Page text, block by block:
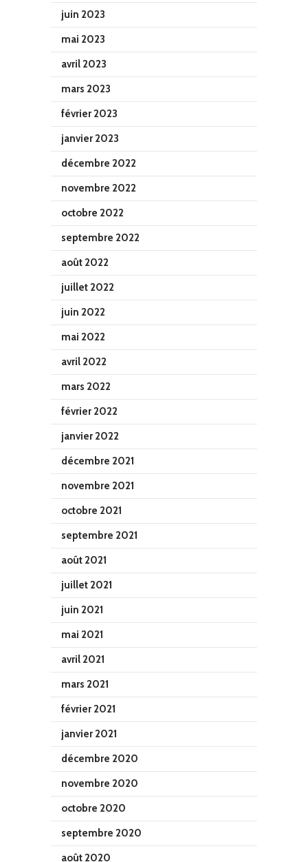
juin 2023
mai 2023
avril 2023
mars 2023
février 2023
janvier 2023
décembre 2022
novembre 2022
octobre 2022
septembre 2022
août 2022
juillet 2022
juin 2022
mai 2022
avril 2022
mars 2022
février 2022
janvier 2022
décembre 2021
novembre 2021
octobre 2021
septembre 2021
août 2021
juillet 2021
juin 2021
mai 2021
avril 2021
mars 2021
février 2021
janvier 2021
décembre 2020
novembre 2020
octobre 2020
septembre 2020
août 2020